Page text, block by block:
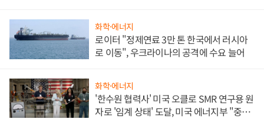
화학·에너지
로이터 "정제연료 3만 톤 한국에서 러시아
로 이동", 우크라이나의 공격에 수요 늘어
화학·에너지
'한수원 협력사' 미국 오클로 SMR 연구용 원
자로 '임계 상태' 도달, 미국 에너지부 "중요